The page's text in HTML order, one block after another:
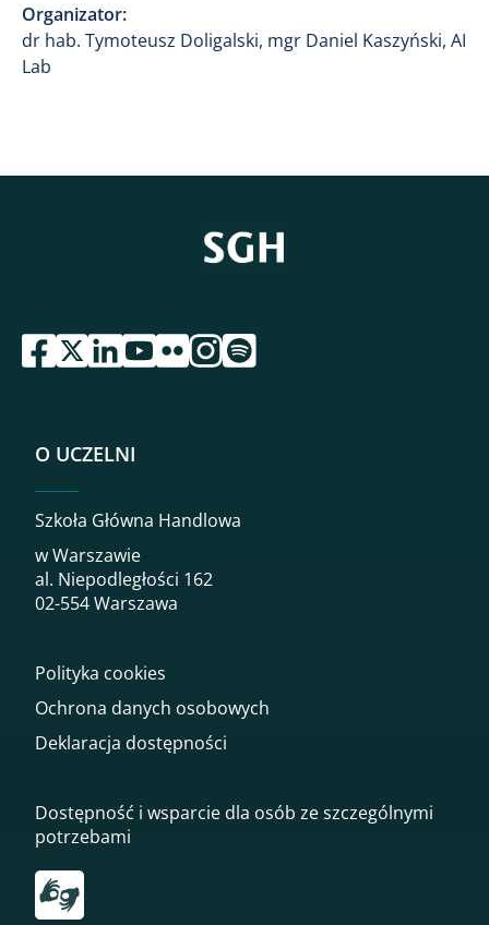
Organizator:
dr hab. Tymoteusz Doligalski, mgr Daniel Kaszyński, AI
Lab
przejdź do serwisu facebook sgh
przejdź do serwisu twitter sgh
przejdź do serwisu linkedin sgh
przejdź do serwisu youtube sgh
przejdź do serwisu flickr sgh
przejdź do serwisu instagram sgh
przejdź do serwisu spotify sgh
O UCZELNI
Szkoła Główna Handlowa
w Warszawie
al. Niepodległości 162
02-554 Warszawa
Polityka cookies
Ochrona danych osobowych
Deklaracja dostępności
Dostępność i wsparcie dla osób ze szczególnymi
potrzebami
Przekierowanie do tłumacza on-line języka migowego